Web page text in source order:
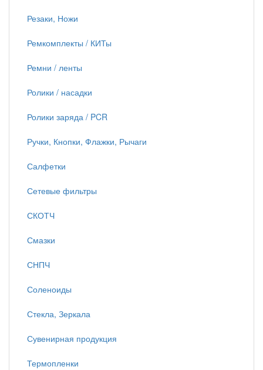
Резаки, Ножи
Ремкомплекты / КИТы
Ремни / ленты
Ролики / насадки
Ролики заряда / PCR
Ручки, Кнопки, Флажки, Рычаги
Салфетки
Сетевые фильтры
СКОТЧ
Смазки
СНПЧ
Соленоиды
Стекла, Зеркала
Сувенирная продукция
Термопленки